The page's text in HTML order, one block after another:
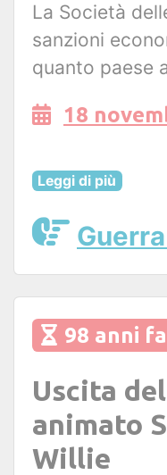
La Società
sanzioni
quanto paese
18
Leggi di più
98 anni fa
Uscita
animato
Willie